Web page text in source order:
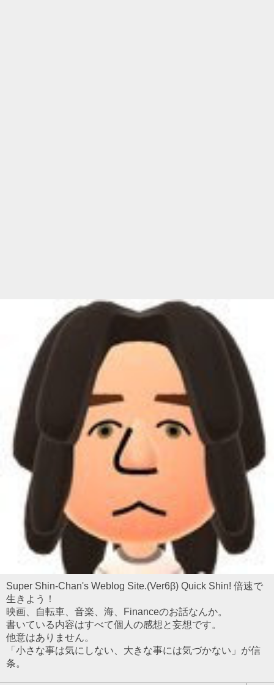
Super Shin-Chan's Weblog Site.(Ver6β) Quick Shin! 倍速で
生きよう！
映画、自転車、音楽、海、Financeのお話なんか。
書いている内容はすべて個人の感想と妄想です。
他意はありません。
「小さな事は気にしない、大きな事には気づかない」が信
条。